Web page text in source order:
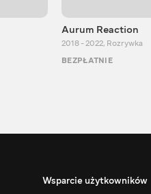
Aurum Reaction
2018 - 2022, Rozrywka
BEZPŁATNIE
Wsparcie użytkowników